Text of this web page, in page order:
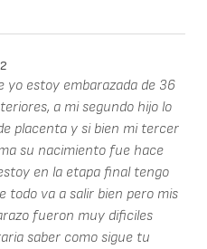
yo estoy embarazada de 36
a mi segundo hijo lo
placenta y si bien mi tercer
su nacimiento fue hace
en la etapa final tengo
todo va a salir bien pero mis
fueron muy dificiles
saber como sigue tu